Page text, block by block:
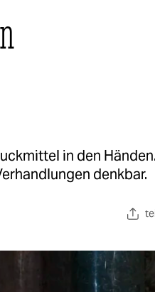
in den Händen.
denkbar.